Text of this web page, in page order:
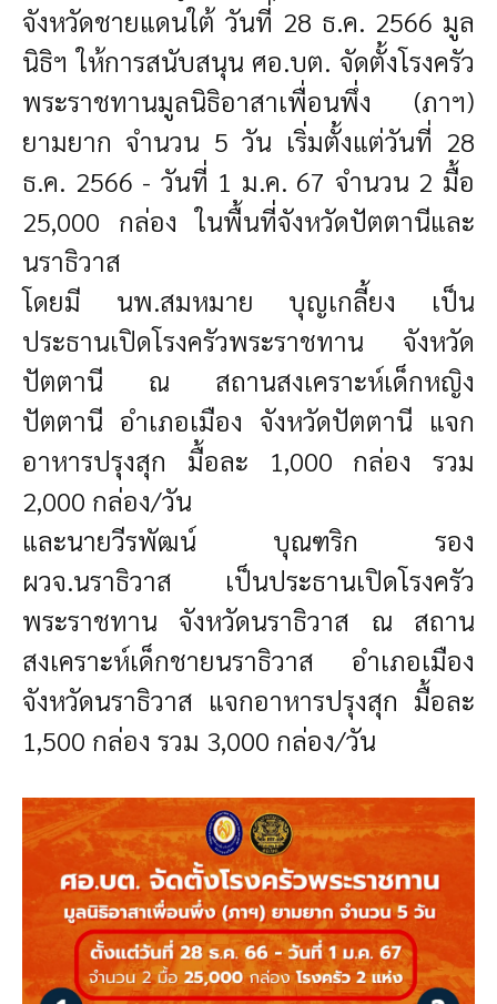
จังหวัดชายแดนใต้ วันที่ 28 ธ.ค. 2566 มูล
นิธิฯ ให้การสนับสนุน ศอ.บต. จัดตั้งโรงครัว
พระราชทานมูลนิธิอาสาเพื่อนพึ่ง (ภาฯ)
ยามยาก จํานวน 5 วัน เริ่มตั้งแต่วันที่ 28
ธ.ค. 2566 - วันที่ 1 ม.ค. 67 จํานวน 2 มื้อ
25,000 กล่อง ในพื้นที่จังหวัดปัตตานีและ
นราธิวาส
โดยมี นพ.สมหมาย บุญเกลี้ยง เป็น
ประธานเปิดโรงครัวพระราชทาน จังหวัด
ปัตตานี ณ สถานสงเคราะห์เด็กหญิง
ปัตตานี อำเภอเมือง จังหวัดปัตตานี แจก
อาหารปรุงสุก มื้อละ 1,000 กล่อง รวม
2,000 กล่อง/วัน
และนายวีรพัฒน์ บุณฑริก รอง
ผวจ.นราธิวาส เป็นประธานเปิดโรงครัว
พระราชทาน จังหวัดนราธิวาส ณ สถาน
สงเคราะห์เด็กชายนราธิวาส อำเภอเมือง
จังหวัดนราธิวาส แจกอาหารปรุงสุก มื้อละ
1,500 กล่อง รวม 3,000 กล่อง/วัน